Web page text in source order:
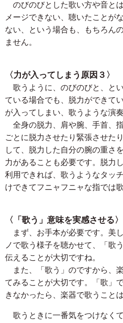
のびのびとした歌い方や音と
メージできない、聴いたことが
ない、という場合も、もちろん
ません。
〈力が入ってしまう原因３〉
歌うように、のびのびと、と
ている場合でも、脱力ができて
が入ってしまい、歌うような演
全身の脱力、肩や腕、手首、
ごとに脱力させたり緊張させた
して、脱力した自分の腕の重さ
力があることも必要です。脱力
利用できれば、歌うようなタッ
けできてフニャフニャな指では
〈「歌う」意味を実感させる〉
まず、お手本が必要です。美
ノで歌う様子を聴かせて、「歌
伝えることが大切ですね。
また、「歌う」のですから、
てみることが大切です。「歌」
きなかったら、楽器で歌うこと
歌うときに一番気をつけなく